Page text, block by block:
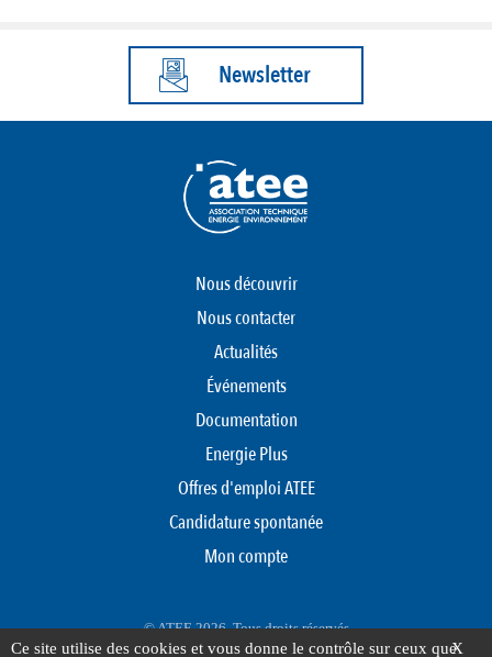
Newsletter
Nous découvrir
Nous contacter
Actualités
Événements
Documentation
Energie Plus
Offres d'emploi ATEE
Candidature spontanée
Mon compte
© ATEE 2026. Tous droits réservés
X
Ce site utilise des cookies et vous donne le contrôle sur ceux que